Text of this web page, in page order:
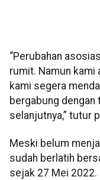
“Perubahan
rumit. Namun kami
kami segera
bergabung dengan
selanjutnya,” tutur
Meski belum
sudah berlatih
sejak 27 Mei 2022.